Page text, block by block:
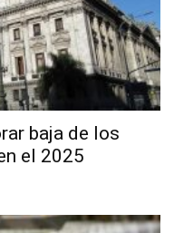
baja de los
el 2025